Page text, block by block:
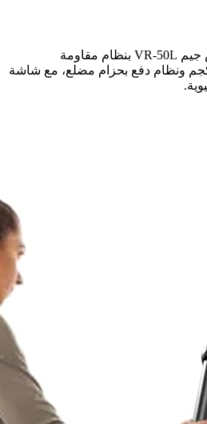
تتميز دراجة التمارين فولكس جيم VR-50L بنظام مقاومة
وحدافة بوزن 5 كجم ونظام دفع بحزام مضلع، مع شاشة